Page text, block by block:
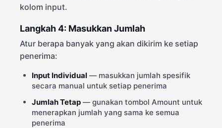
kolom input.
Langkah 4: Masukkan Jumlah
Atur berapa banyak yang akan dikirim ke setiap
penerima:
Input Individual — masukkan jumlah spesifik
secara manual untuk setiap penerima
Jumlah Tetap — gunakan tombol Amount untuk
menerapkan jumlah yang sama ke semua
penerima